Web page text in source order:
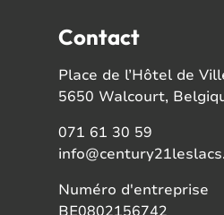
Contact
Place de l’Hôtel de
5650 Walcourt,
071 61 30 59
Numéro d'entreprise
BE0802156742